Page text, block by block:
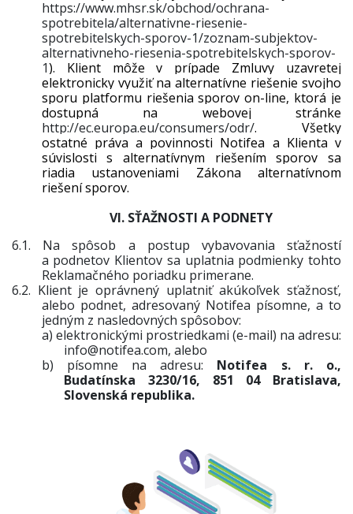
https://www.mhsr.sk/obchod/ochrana-
spotrebitela/alternativne-riesenie-
spotrebitelskych-sporov-1/zoznam-subjektov-
alternativneho-riesenia-spotrebitelskych-sporov-
1). Klient môže v prípade Zmluvy uzavretej
elektronicky využiť na alternatívne riešenie svojho
sporu platformu riešenia sporov on-line, ktorá je
dostupná na webovej stránke
http://ec.europa.eu/consumers/odr/. Všetky
ostatné práva a povinnosti Notifea a Klienta v
súvislosti s alternatívnym riešením sporov sa
riadia ustanoveniami Zákona alternatívnom
riešení sporov.
VI. SŤAŽNOSTI A PODNETY
6.1. Na spôsob a postup vybavovania sťažností
a podnetov Klientov sa uplatnia podmienky tohto
Reklamačného poriadku primerane.
6.2. Klient je oprávnený uplatniť akúkoľvek sťažnosť,
alebo podnet, adresovaný Notifea písomne, a to
jedným z nasledovných spôsobov:
a) elektronickými prostriedkami (e-mail) na adresu:
info@notifea.com, alebo
b) písomne na adresu: Notifea s. r. o.,
Budatínska 3230/16, 851 04 Bratislava,
Slovenská republika.